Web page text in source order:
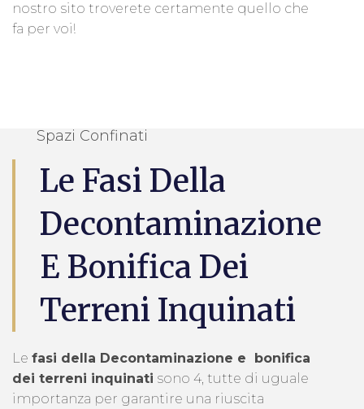
nostro sito troverete certamente quello che
fa per voi!
Spazi Confinati
Le Fasi Della
Decontaminazione
E Bonifica Dei
Terreni Inquinati
Le fasi della Decontaminazione e bonifica
dei terreni inquinati sono 4, tutte di uguale
importanza per garantire una riuscita